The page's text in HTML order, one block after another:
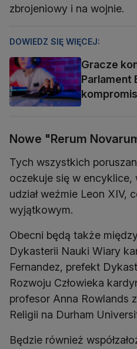
zbrojeniowy i na wojnie.
DOWIEDZ SIĘ WIĘCEJ:
Gracze
Parlament
Nowe "Rerum
Tych wszystkich
oczekuje się w encyklice,
udział weźmie Leon XIV,
wyjątkowym.
Obecni będą także
Dykasterii Nauki Wiary
Fernandez, prefekt
Rozwoju Człowieka
profesor Anna Rowlands
Religii na Durham
Będzie również